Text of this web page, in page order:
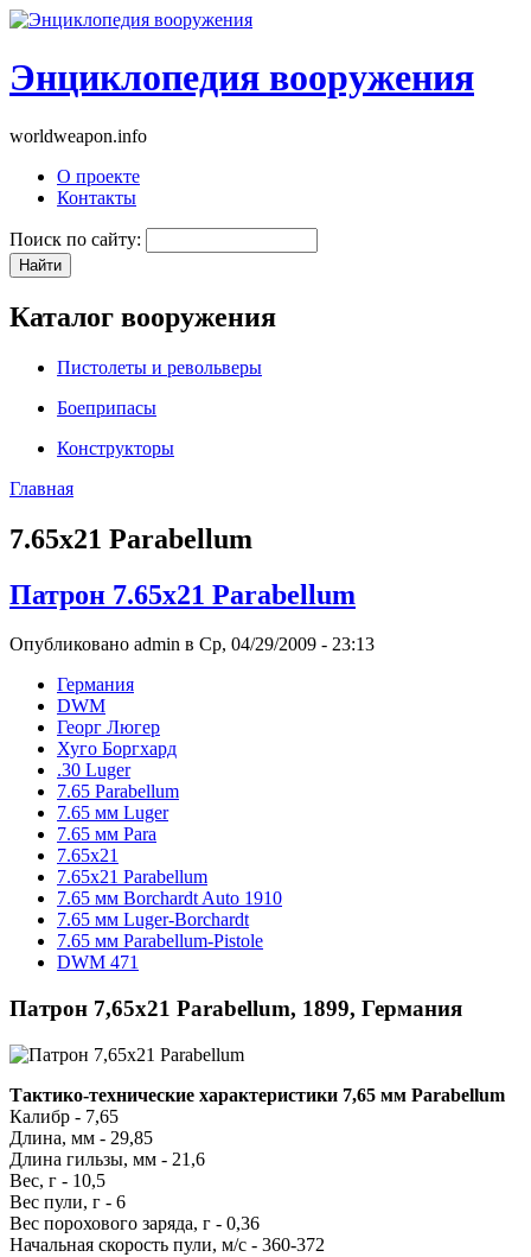
Энциклопедия вооружения
worldweapon.info
О проекте
Контакты
Поиск по сайту:
Каталог вооружения
Пистолеты и револьверы
Боеприпасы
Конструкторы
Главная
7.65x21 Parabellum
Патрон 7.65x21 Parabellum
Опубликовано admin в Ср, 04/29/2009 - 23:13
Германия
DWM
Георг Люгер
Хуго Боргхард
.30 Luger
7.65 Parabellum
7.65 мм Luger
7.65 мм Para
7.65x21
7.65x21 Parabellum
7.65 мм Borchardt Auto 1910
7.65 мм Luger-Borchardt
7.65 мм Parabellum-Pistole
DWM 471
Патрон 7,65x21 Parabellum, 1899, Германия
Тактико-технические характеристики 7,65 мм Parabellum
Калибр - 7,65
Длина, мм - 29,85
Длина гильзы, мм - 21,6
Вес, г - 10,5
Вес пули, г - 6
Вес порохового заряда, г - 0,36
Начальная скорость пули, м/с - 360-372